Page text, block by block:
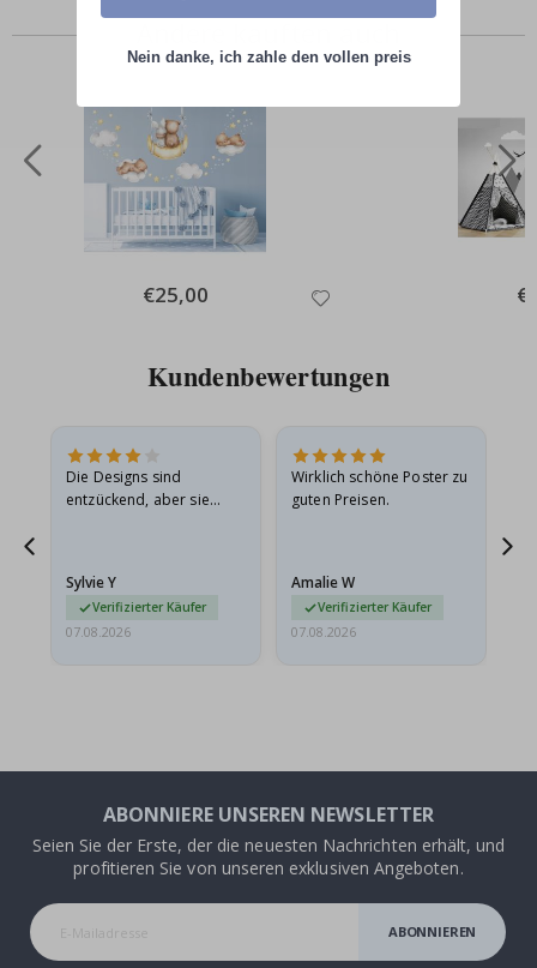
Special
Price
€25,00
Kundenbewertungen
Die Designs sind
entzückend, aber sie
sie…
Sylvie Y
Verifizierter Käufer
07.08.2026
Wirklich schöne Poster zu
guten Preisen.
Amalie W
Verifizierter Käufer
07.08.2026
ABONNIERE UNSEREN NEWSLETTER
Seien Sie der Erste, der die neuesten Nachrichten erhält, und
profitieren Sie von unseren exklusiven Angeboten.
ABONNIEREN
Nein danke, ich zahle den vollen preis